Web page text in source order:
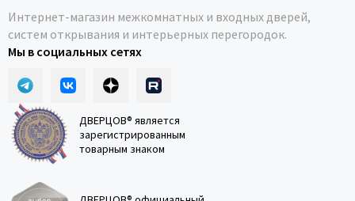
Интернет-магазин межкомнатных и входных дверей,
систем открывания и интерьерных перегородок.
Мы в социальных сетях
ДВЕРЦОВ® является
зарегистрированным
товарным знаком